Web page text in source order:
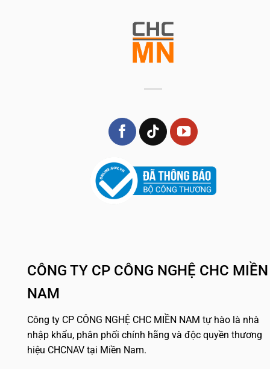
CÔNG TY CP CÔNG NGHỆ CHC MIỀN
NAM
Công ty CP CÔNG NGHỆ CHC MIỀN NAM tự hào là nhà
nhập khẩu, phân phối chính hãng và độc quyền thương
hiệu CHCNAV tại Miền Nam.